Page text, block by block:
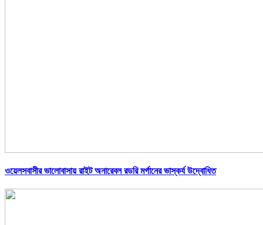
ওয়েলসবাসীর ভালোবাসায় রাইট অনারেবল রডরি মর্গানের ভাস্কর্য উদ্বোধিত